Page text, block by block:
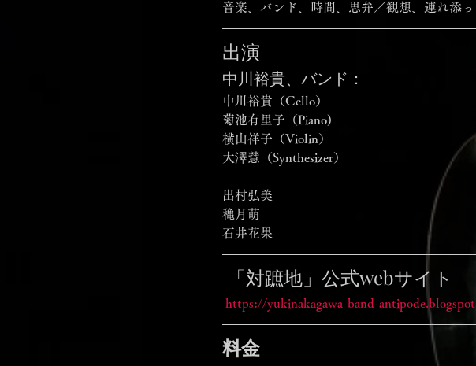
音楽、バンド、時間、思弁／観想、連れ添
出演
中川裕貴、バンド：
中川裕貴（Cello）
菊池有里子（Piano)
横山祥子（Violin）
大澤慧（Synthesizer）
出村弘美
穐月萌
石井花果
「対蹠地」公式webサイト
https://yukinakagawa-band-
料金